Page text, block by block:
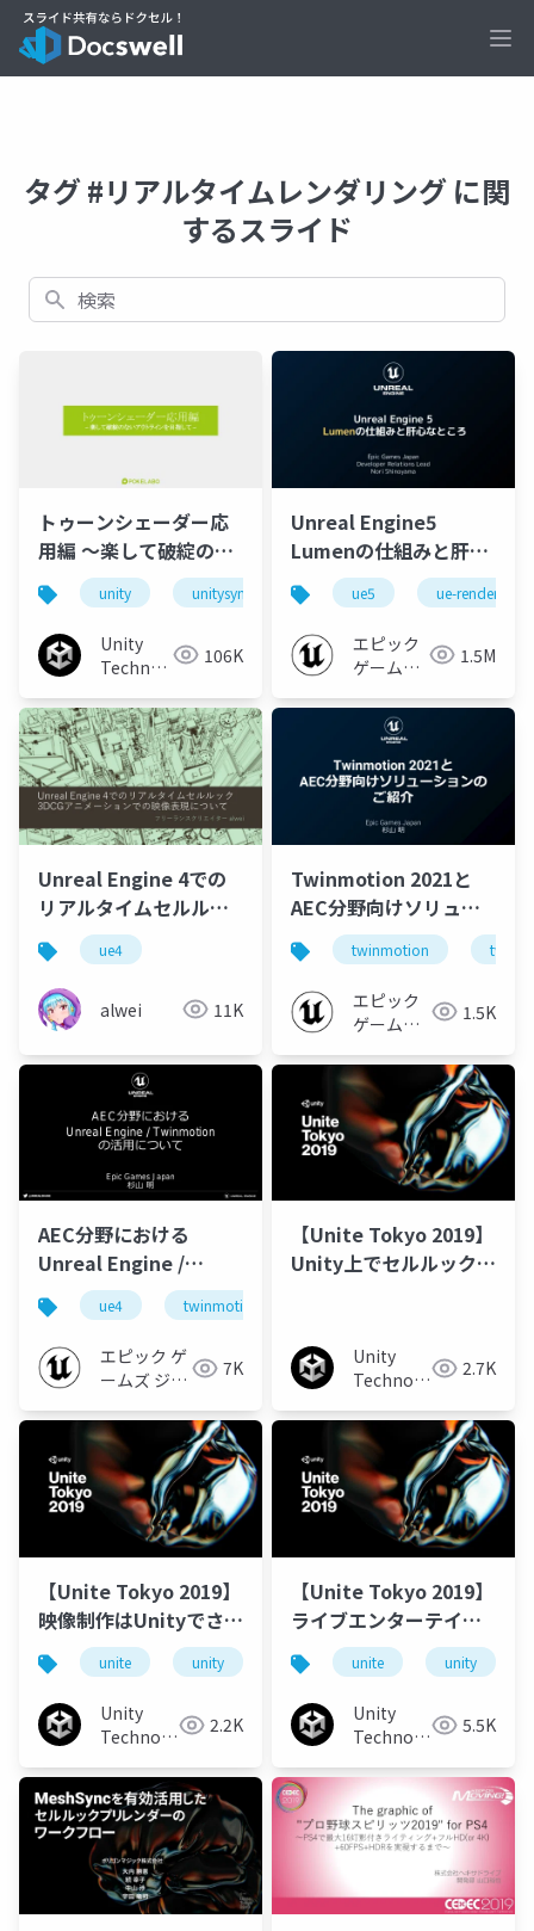
タグ #リアルタイムレンダリング に関
するスライド
検索
トゥーンシェーダー応
用編 ～楽して破綻のな
いアウトラインを目指
して～
unity unitysync
Unity
Technologies106K
Unreal Engine5
Lumenの仕組みと肝心
なところ
ue5 ue-rendering
エピック
ゲームズ
1.5M
Unreal Engine 4での
リアルタイムセルルッ
ク3DCGアニメーション
ue4
alwei 11K
Twinmotion 2021と
AEC分野向けソリュー
ションのご紹介【Epic
Games Japanが語る
Twinmotion 2021と
AEC分野向けソリュー
ションのご紹介】
twinmotion
エピック
ゲームズ
1.5K
AEC分野における
Unreal Engine /
Twinmotionの活用に
ついて【Archi Future
2020】
ue4 twinmotion
エピック ゲ
ームズ ジャ
7K
【Unite Tokyo 2019】
Unity上でセルルック
にチャレンジ！
Unity
Technologies 2.7K
【Unite Tokyo 2019】
映像制作はUnityでさら
なる高みへ メイキン
グ オブ next
&quot;Gift ”
unite unity unitetokyo unite tokyo 2019
Unity
Technologies 2.2K
【Unite Tokyo 2019】
ライブエンターテイメ
ントにおけるUnity
unite unity
Unity
Technologies 5.5K